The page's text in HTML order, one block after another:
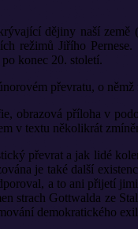
dějiny naší
režimů Jiřího
konec 20. století.
převratu, o němž
příloha v
v textu několikrát
převrat a jak lidé
je také další
a to ani přijetí
strach Gottwalda ze
demokratického